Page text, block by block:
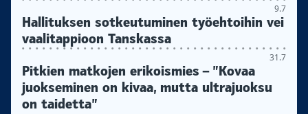
9.7
Hallituksen sotkeutuminen työehtoihin vei
vaalitappioon Tanskassa
31.7
Pitkien matkojen erikoismies – ”Kovaa
juokseminen on kivaa, mutta ultrajuoksu
on taidetta”